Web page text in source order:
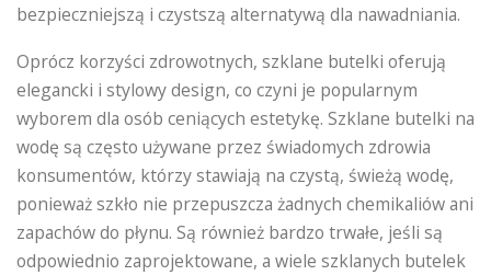
bezpieczniejszą i czystszą alternatywą dla nawadniania.
Oprócz korzyści zdrowotnych, szklane butelki oferują
elegancki i stylowy design, co czyni je popularnym
wyborem dla osób ceniących estetykę. Szklane butelki na
wodę są często używane przez świadomych zdrowia
konsumentów, którzy stawiają na czystą, świeżą wodę,
ponieważ szkło nie przepuszcza żadnych chemikaliów ani
zapachów do płynu. Są również bardzo trwałe, jeśli są
odpowiednio zaprojektowane, a wiele szklanych butelek